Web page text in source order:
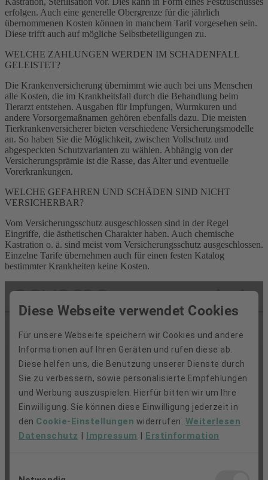
erfolgen. Auch eine generelle Obergrenze für die jährlich
übernommenen Kosten können in manchem Tarif vorgesehen sein.
Diese trifft auch auf mögliche Selbstbeteiligungen zu.
WELCHE ZAHLUNGEN WERDEN IM SCHADENFALL
GELEISTET?
Die Krankenversicherung übernimmt wie auch bei uns Menschen
alle Kosten, die im Krankheitsfall durch die Behandlung beim
Tierarzt entstehen. Ausgaben für Impfungen, Wurmkuren und
andere Vorsorgemaßnamen gehören ebenfalls dazu. Die meisten
Tierkrankenversicherer bieten verschiedene Versicherungsmodelle
an. So haben Sie die Möglichkeit, zwischen Vollschutz und
abgespeckten Schutzvarianten zu wählen. Abhängig von der
Versicherungsprämie ist die Rasse, das Alter und eventuelle
Vorerkrankungen.
WELCHE GEFAHREN UND SCHÄDEN SIND NICHT
VERSICHERBAR?
Vom Versicherungsschutz ausgeschlossen sind in der Regel
Eingriffe, die ästhetischen Charakter haben. Auch chemische
Kastration o. ä. sind meist vom Versicherungsschutz ausgeschlossen.
Einzelne Tarife übernehmen auch für einen festen Katalog
bestimmter Krankheiten keine Kosten.